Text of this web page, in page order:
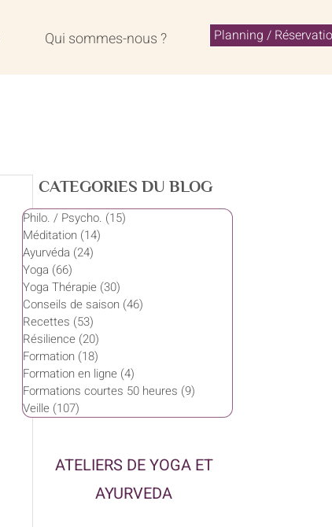
Qui sommes-nous ? Planning /
CATEGORIES DU BLOG
Philo. / Psycho. (15)
Méditation (14)
Ayurvéda (24)
Yoga (66)
Yoga Thérapie (30)
Conseils de saison (46)
Recettes (53)
Résilience (20)
Formation (18)
Formation en ligne (4)
Formations courtes 50 heures (9)
Veille (107)
ATELIERS DE YOGA ET
AYURVEDA